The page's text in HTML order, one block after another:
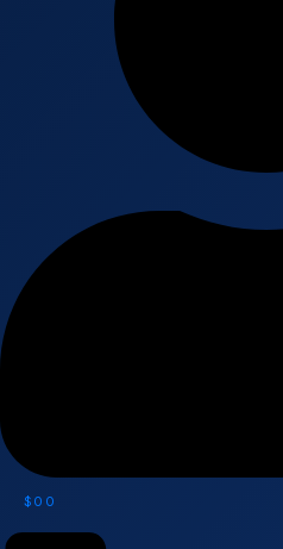
$ 0 0